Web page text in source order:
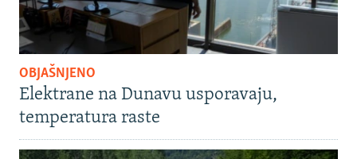
OBJAŠNJENO
Elektrane na Dunavu usporavaju,
temperatura raste